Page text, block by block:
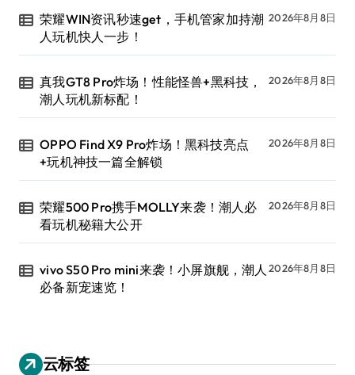
荣耀WIN资讯秒速get，手机管家加持潮
人玩机快人一步！
2026年8月8日
真我GT8 Pro炸场！性能怪兽+黑科技，
潮人玩机新标配！
2026年8月8日
OPPO Find X9 Pro炸场！黑科技亮点
+玩机神技一篇全解锁
2026年8月8日
荣耀500 Pro携手MOLLY来袭！潮人必
看玩机秘籍大公开
2026年8月8日
vivo S50 Pro mini来袭！小屏旗舰，潮人
必备新宠速览！
2026年8月8日
云标签